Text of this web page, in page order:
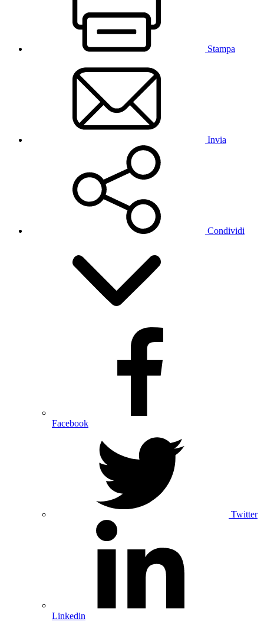
Stampa
Invia
Condividi
Facebook
Twitter
Linkedin